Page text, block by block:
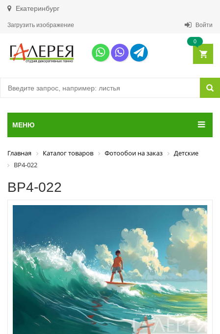
Екатеринбург
Загрузить изображение Войти
0
МЕНЮ
Главная Каталог товаров Фотообои на заказ
Детские
ВР4-022
ВР4-022